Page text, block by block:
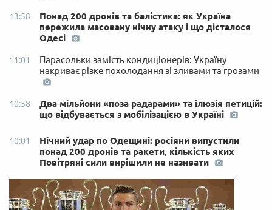
13:58
Понад 200 дронів та балістика: як Україна
пережила масовану нічну атаку і що дісталося
Одесі
11:01
Парасольки замість кондиціонерів: Україну
накриває різке похолодання зі зливами та грозами
10:58
Два мільйони «поза радарами» та ілюзія петицій:
що відбувається з мобілізацією в Україні
10:01
Нічний удар по Одещині: росіяни випустили
понад 200 дронів та ракети, кількість яких
Повітряні сили вирішили не називати